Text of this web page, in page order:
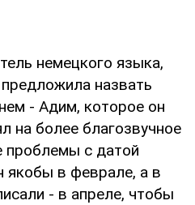
немецкого языка,
назвать
- Адим, которое он
на более благозвучное
с датой
якобы в феврале, а в
- в апреле, чтобы